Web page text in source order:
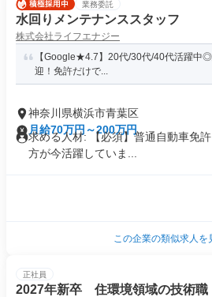
業務委託
水回りメンテナンススタッフ
株式会社ライフエナジー
【Google★4.7】20代/30代/40代活躍中
迎！免許だけで...
神奈川県横浜市青葉区
月給70万円～200万円
求める人材: 【必須】普通自動車免
方が今活躍していま...
この企業の類似求人を
正社員
2027年新卒 住環境領域の技術職